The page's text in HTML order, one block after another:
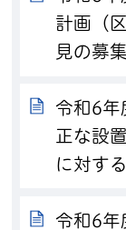
計画（
見の募
令和6年
正な設
に対す
令和6年